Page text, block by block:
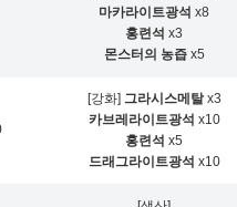
마카라이트광석 x8
홍련석 x3
몬스터의 농즙x5
[강화] 그라시스메탈x3
카브레라이트광석 x10
홍련석 x5
드래그라이트광석 x10